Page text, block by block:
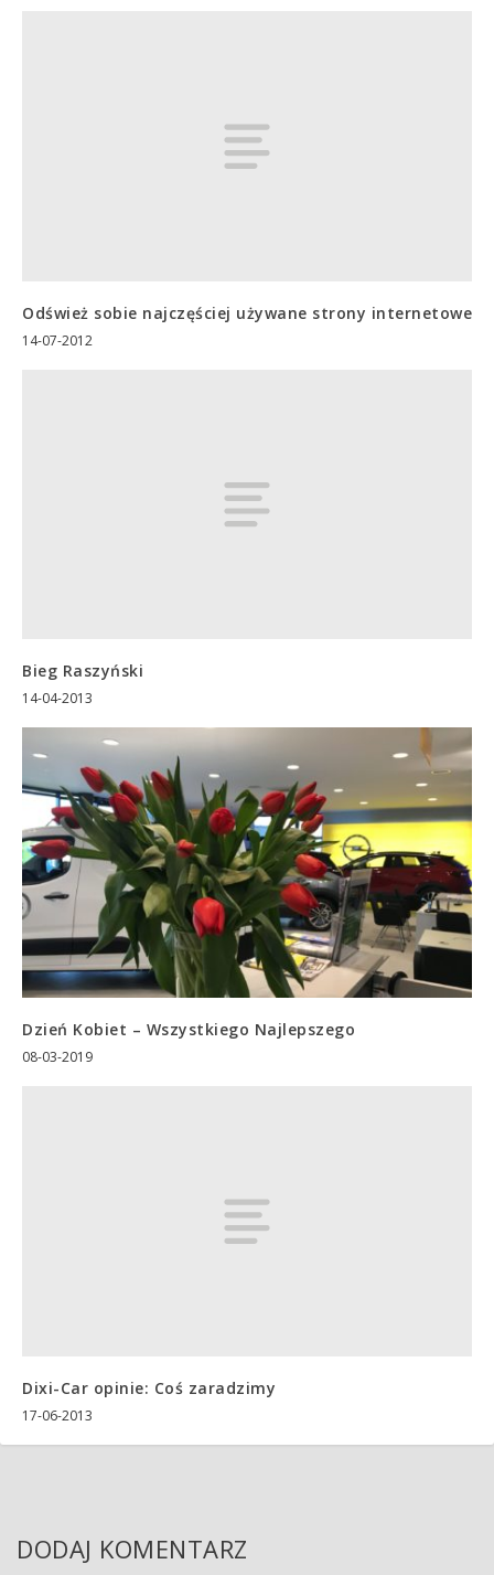
Odśwież sobie najczęściej używane strony internetowe
14-07-2012
Bieg Raszyński
14-04-2013
Dzień Kobiet – Wszystkiego Najlepszego
08-03-2019
Dixi-Car opinie: Coś zaradzimy
17-06-2013
DODAJ KOMENTARZ